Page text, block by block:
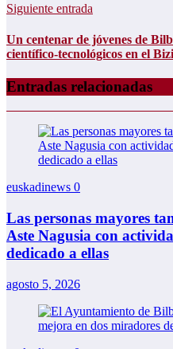
Siguiente entrada
Un centenar de jóvenes de
científico-tecnológicos en el
Entradas relacionadas
euskadinews 0
Las personas mayores
Aste Nagusia con
dedicado a ellas
agosto 5, 2026